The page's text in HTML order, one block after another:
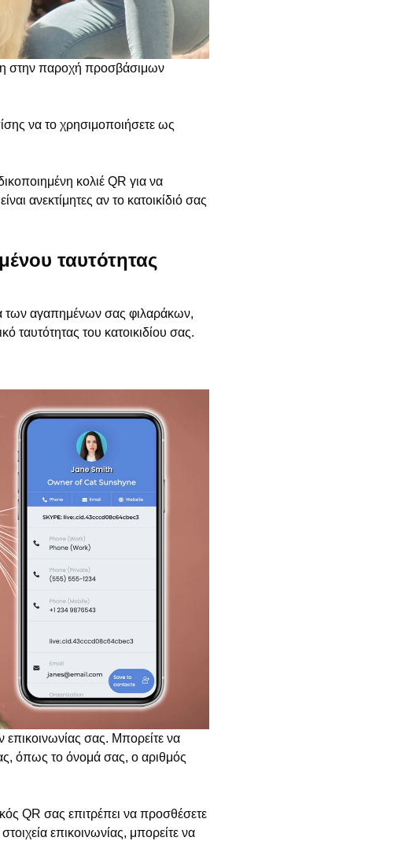
στην παροχή προσβάσιμων
να το χρησιμοποιήσετε ως
κολιέ QR για να
ανεκτίμητες αν το κατοικίδιό σας
ταυτότητας
των αγαπημένων σας φιλαράκων,
ταυτότητας του κατοικιδίου σας.
επικοινωνίας σας. Μπορείτε να
όπως το όνομά σας, ο αριθμός
QR σας επιτρέπει να προσθέσετε
επικοινωνίας, μπορείτε να